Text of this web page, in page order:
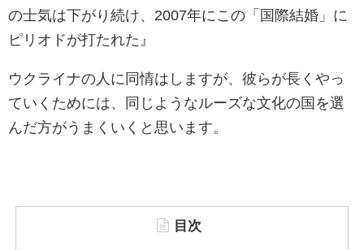
の士気は下がり続け、2007年にこの「国際結婚」に
ピリオドが打たれた』
ウクライナの人に同情はしますが、彼らが長くやっ
ていくためには、同じようなルーズな文化の国を選
んだ方がうまくいくと思います。
目次